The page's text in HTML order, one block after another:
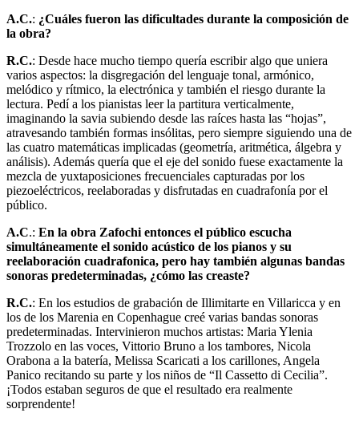
A.C.: ¿Cuáles fueron las dificultades durante la composición de
la obra?
R.C.: Desde hace mucho tiempo quería escribir algo que uniera
varios aspectos: la disgregación del lenguaje tonal, armónico,
melódico y rítmico, la electrónica y también el riesgo durante la
lectura. Pedí a los pianistas leer la partitura verticalmente,
imaginando la savia subiendo desde las raíces hasta las “hojas”,
atravesando también formas insólitas, pero siempre siguiendo una de
las cuatro matemáticas implicadas (geometría, aritmética, álgebra y
análisis). Además quería que el eje del sonido fuese exactamente la
mezcla de yuxtaposiciones frecuenciales capturadas por los
piezoeléctricos, reelaboradas y disfrutadas en cuadrafonía por el
público.
A.C.: En la obra Zafochi entonces el público escucha
simultáneamente el sonido acústico de los pianos y su
reelaboración cuadrafonica, pero hay también algunas bandas
sonoras predeterminadas, ¿cómo las creaste?
R.C.: En los estudios de grabación de Illimitarte en Villaricca y en
los de los Marenia en Copenhague creé varias bandas sonoras
predeterminadas. Intervinieron muchos artistas: Maria Ylenia
Trozzolo en las voces, Vittorio Bruno a los tambores, Nicola
Orabona a la batería, Melissa Scaricati a los carillones, Angela
Panico recitando su parte y los niños de “Il Cassetto di Cecilia”.
¡Todos estaban seguros de que el resultado era realmente
sorprendente!